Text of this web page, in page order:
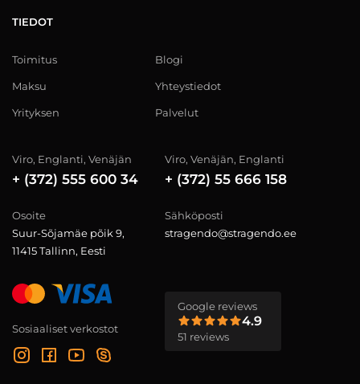
TIEDOT
Toimitus
Maksu
Yrityksen
Blogi
Yhteystiedot
Palvelut
Viro, Englanti, Venäjän
+ (372) 555 600 34
Viro, Venäjän, Englanti
+ (372) 55 666 158
Osoite
Suur-Sõjamäe põik 9,
11415 Tallinn, Eesti
Sähköposti
stragendo@stragendo.ee
Sosiaaliset verkostot
Google reviews
4.9
51 reviews